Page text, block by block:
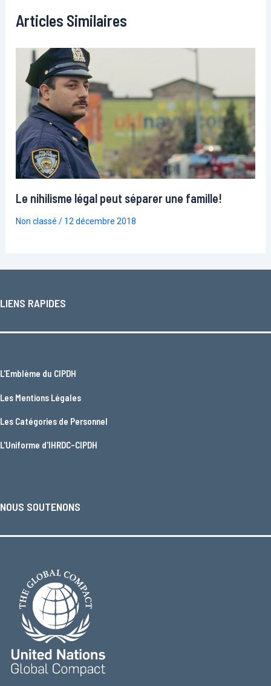
Articles Similaires
Le nihilisme légal peut séparer une famille!
Non classé / 12 décembre 2018
LIENS RAPIDES
L'Emblème du CIPDH
Les Mentions Légales
Les Catégories de Personnel
L'Uniforme d'IHRDC-CIPDH
NOUS SOUTENONS